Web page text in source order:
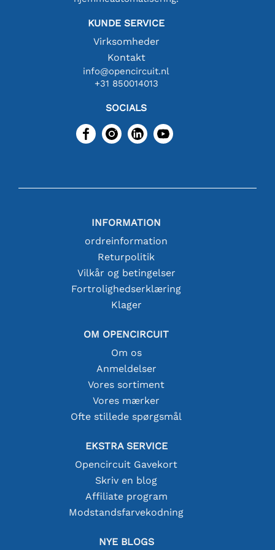
KUNDE SERVICE
Virksomheder
Kontakt
info@opencircuit.nl
+31 850014013
SOCIALS
INFORMATION
ordreinformation
Returpolitik
Vilkår og betingelser
Fortrolighedserklæring
Klager
OM OPENCIRCUIT
Om os
Anmeldelser
Vores sortiment
Vores mærker
Ofte stillede spørgsmål
EKSTRA SERVICE
Opencircuit Gavekort
Skriv en blog
Affiliate program
Modstandsfarvekodning
NYE BLOGS